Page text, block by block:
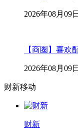
2026年08月09日
【商圈】喜欢
2026年08月09日
财新移动
财新